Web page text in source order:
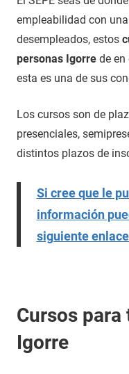
empleabilidad con
desempleados, estos
personas Igorre de en
esta es una de sus
Los cursos son de
presenciales,
distintos plazos de
Si cree que le
información
siguiente enlace
Cursos
Igorre